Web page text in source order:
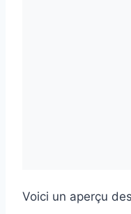
Voici un aperçu